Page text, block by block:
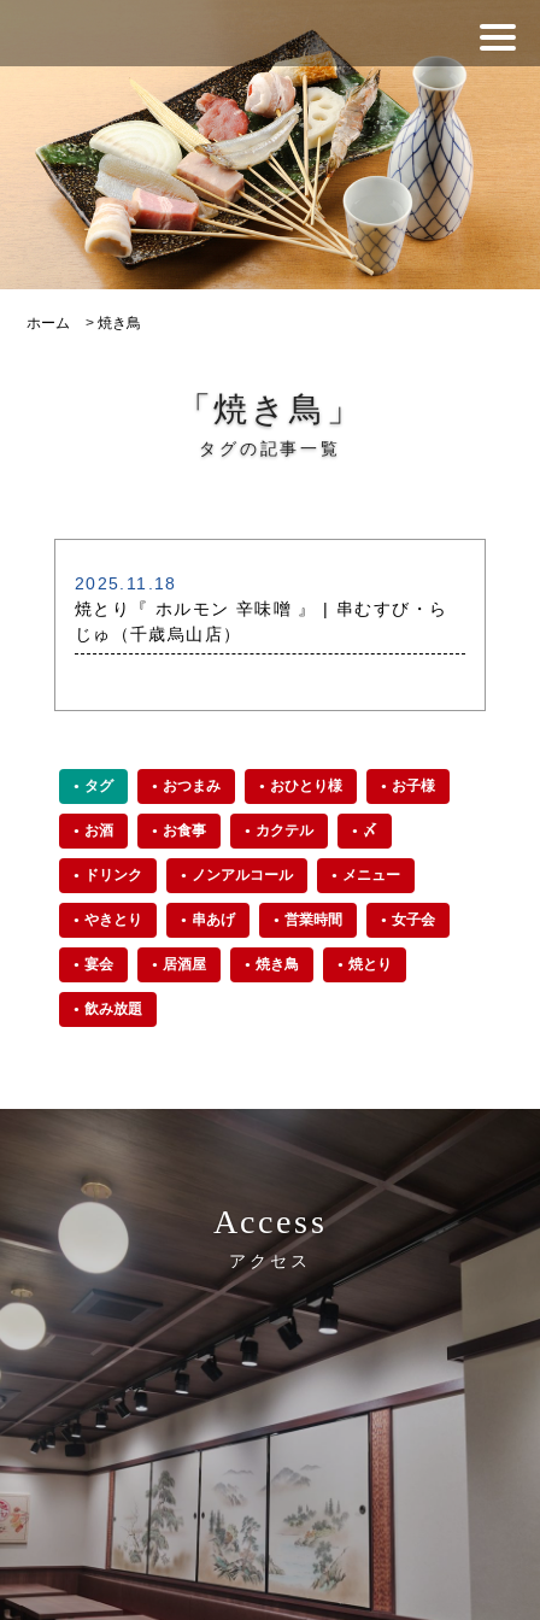
ホーム >焼き鳥
「焼き鳥」
タグの記事一覧
2025.11.18
焼とり『 ホルモン 辛味噌 』 | 串むすび・ら
じゅ（千歳烏山店）
タグ おつまみ おひとり様 お子様
お酒 お食事 カクテル 〆
ドリンク ノンアルコール メニュー
やきとり 串あげ 営業時間 女子会
宴会 居酒屋 焼き鳥 焼とり
飲み放題
Access
アクセス